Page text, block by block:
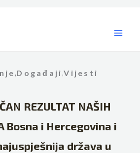
,Događaji ,Vijesti
REZULTAT NAŠIH
Bosna i Hercegovina i
država u